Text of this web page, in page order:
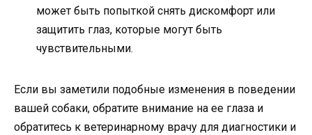
может быть попыткой снять дискомфорт или
защитить глаз, которые могут быть
чувствительными.
Если вы заметили подобные изменения в поведении
вашей собаки, обратите внимание на ее глаза и
обратитесь к ветеринарному врачу для диагностики и